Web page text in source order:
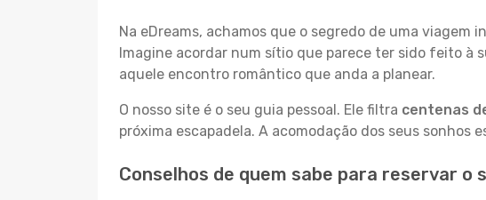
Na eDreams, achamos que o segredo de uma
Imagine acordar num sítio que parece ter sido feito à
aquele encontro romântico que anda a planear.
O nosso site é o seu guia pessoal. Ele filtra centenas
próxima escapadela. A acomodação dos seus sonhos
Conselhos de quem sabe para reservar o